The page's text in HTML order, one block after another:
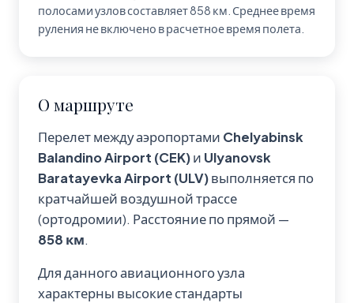
полосами узлов составляет 858 км. Среднее время
руления не включено в расчетное время полета.
О маршруте
Перелет между аэропортами Chelyabinsk
Balandino Airport (CEK)и Ulyanovsk
Baratayevka Airport (ULV)выполняется по
кратчайшей воздушной трассе
(ортодромии). Расстояние по прямой —
858 км.
Для данного авиационного узла
характерны высокие стандарты